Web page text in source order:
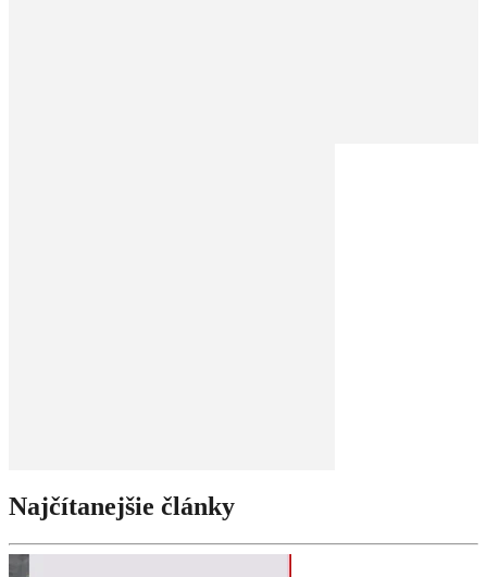
Najčítanejšie články